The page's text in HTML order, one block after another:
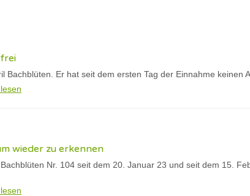
Bachblüten. Er hat seit dem ersten Tag der Einnahme keinen
wieder zu erkennen
Nr. 104 seit dem 20. Januar 23 und seit dem 15.